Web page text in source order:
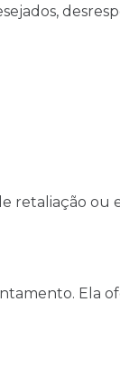
retaliação ou
Ela